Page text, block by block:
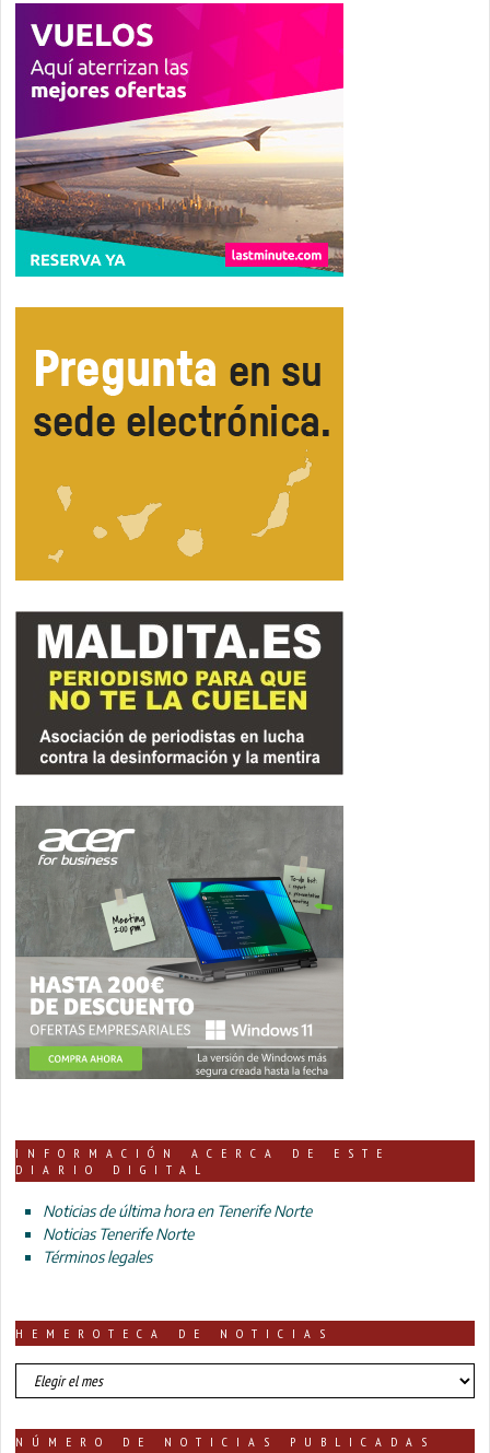
INFORMACIÓN ACERCA DE ESTE
DIARIO DIGITAL
Noticias de última hora en Tenerife Norte
Noticias Tenerife Norte
Términos legales
HEMEROTECA DE NOTICIAS
HEMEROTECA
DE
NÚMERO DE NOTICIAS PUBLICADAS